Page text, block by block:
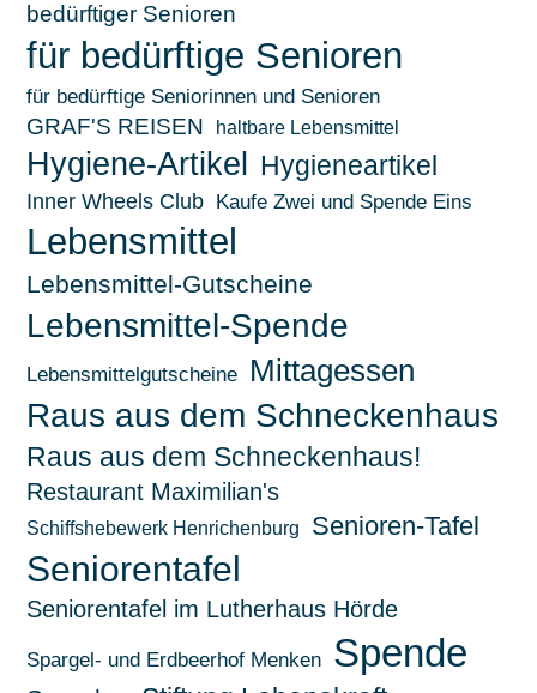
bedürftiger Senioren
für bedürftige Senioren
für bedürftige Seniorinnen und Senioren
GRAF'S REISEN haltbare Lebensmittel
Hygiene-Artikel Hygieneartikel
Inner Wheels Club Kaufe Zwei und Spende Eins
Lebensmittel
Lebensmittel-Gutscheine
Lebensmittel-Spende
Lebensmittelgutscheine Mittagessen
Raus aus dem Schneckenhaus
Raus aus dem Schneckenhaus!
Restaurant Maximilian's
Schiffshebewerk Henrichenburg Senioren-Tafel
Seniorentafel
Seniorentafel im Lutherhaus Hörde
Spargel- und Erdbeerhof Menken Spende